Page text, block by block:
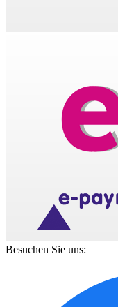
Besuchen Sie uns: